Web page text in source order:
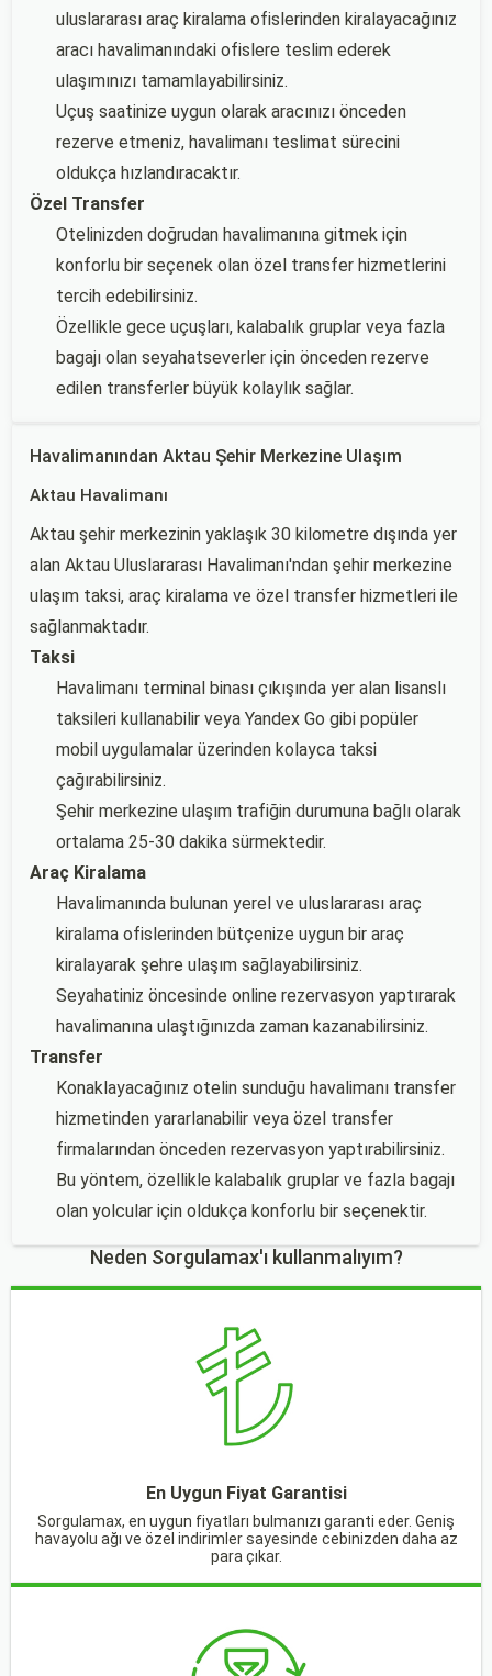
uluslararası araç kiralama ofislerinden kiralayacağınız
aracı havalimanındaki ofislere teslim ederek
ulaşımınızı tamamlayabilirsiniz.
Uçuş saatinize uygun olarak aracınızı önceden
rezerve etmeniz, havalimanı teslimat sürecini
oldukça hızlandıracaktır.
Özel Transfer
Otelinizden doğrudan havalimanına gitmek için
konforlu bir seçenek olan özel transfer hizmetlerini
tercih edebilirsiniz.
Özellikle gece uçuşları, kalabalık gruplar veya fazla
bagajı olan seyahatseverler için önceden rezerve
edilen transferler büyük kolaylık sağlar.
Havalimanından Aktau Şehir Merkezine Ulaşım
Aktau Havalimanı
Aktau şehir merkezinin yaklaşık 30 kilometre dışında yer
alan Aktau Uluslararası Havalimanı'ndan şehir merkezine
ulaşım taksi, araç kiralama ve özel transfer hizmetleri ile
sağlanmaktadır.
Taksi
Havalimanı terminal binası çıkışında yer alan lisanslı
taksileri kullanabilir veya Yandex Go gibi popüler
mobil uygulamalar üzerinden kolayca taksi
çağırabilirsiniz.
Şehir merkezine ulaşım trafiğin durumuna bağlı olarak
ortalama 25-30 dakika sürmektedir.
Araç Kiralama
Havalimanında bulunan yerel ve uluslararası araç
kiralama ofislerinden bütçenize uygun bir araç
kiralayarak şehre ulaşım sağlayabilirsiniz.
Seyahatiniz öncesinde online rezervasyon yaptırarak
havalimanına ulaştığınızda zaman kazanabilirsiniz.
Transfer
Konaklayacağınız otelin sunduğu havalimanı transfer
hizmetinden yararlanabilir veya özel transfer
firmalarından önceden rezervasyon yaptırabilirsiniz.
Bu yöntem, özellikle kalabalık gruplar ve fazla bagajı
olan yolcular için oldukça konforlu bir seçenektir.
Neden Sorgulamax'ı kullanmalıyım?
En Uygun Fiyat Garantisi
Sorgulamax, en uygun fiyatları bulmanızı garanti eder. Geniş
havayolu ağı ve özel indirimler sayesinde cebinizden daha az
para çıkar.